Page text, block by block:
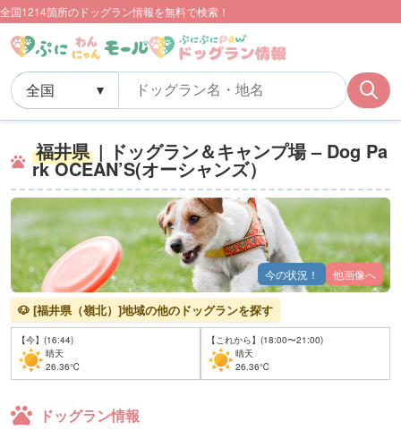
全国1214箇所のドッグラン情報を無料で検索！
福井県 | ドッグラン＆キャンプ場 – Dog Pa
rk OCEAN’S(オーシャンズ）
今の状況！ 他画像へ
🐶 [福井県（嶺北）]地域の他のドッグランを探す
【今】(16:44)
晴天
26.36℃
【これから】(18:00〜21:00)
晴天
26.36℃
ドッグラン情報